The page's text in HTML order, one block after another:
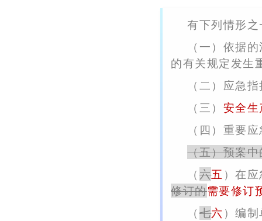
有下列情形
（一）依据
的有关规定发生
（二）应急
（三） 安全生
（四）重要
（五）预案
（ 六五 ）在
修订的需要修订
（ 七六 ）编